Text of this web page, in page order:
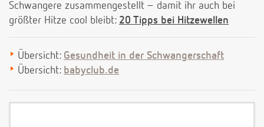
Schwangere zusammengestellt – damit ihr auch bei
größter Hitze cool bleibt: 20 Tipps bei Hitzewellen
Übersicht: Gesundheit in der Schwangerschaft
Übersicht: babyclub.de